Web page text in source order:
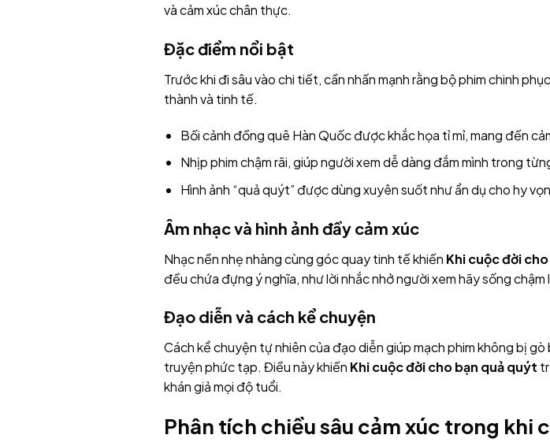
và cảm xúc chân thực.
Đặc điểm nổi bật
Trước khi đi sâu vào chi tiết, cần nhấn mạnh rằng bộ phim chinh
thành và tinh tế.
Bối cảnh đồng quê Hàn Quốc được khắc họa tỉ mỉ, mang đến
Nhịp phim chậm rãi, giúp người xem dễ dàng đắm mình trong
Hình ảnh “quả quýt” được dùng xuyên suốt như ẩn dụ cho hy
Âm nhạc và hình ảnh đầy cảm xúc
Nhạc nền nhẹ nhàng cùng góc quay tinh tế khiến Khi cuộc đời
đều chứa đựng ý nghĩa, như lời nhắc nhở người xem hãy sống
Đạo diễn và cách kể chuyện
Cách kể chuyện tự nhiên của đạo diễn giúp mạch phim không bị
truyện phức tạp. Điều này khiến Khi cuộc đời cho bạn quả quýt
khán giả mọi độ tuổi.
Phân tích chiều sâu cảm xúc trong khi